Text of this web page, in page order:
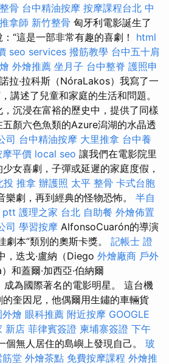
骨 台中精油按摩 按摩課程台北 中
推拿師 新竹整骨 匈牙利電影誕生了
“這是一部非常有趣的喜劇！ html
seo services 撥筋教學 台中五十肩
外燴推薦 坐月子 台中整脊 護照申
諾拉·拉科斯（NóraLakos）我寫了一
講述了兒童和家庭的生活和問題。
沉浸在富裕的歷史中，提供了同樣
顏六色魚類的Azure潟湖的水晶透
司 台中精油按摩 大里推拿 台中養
摩平價 local seo 讓我們在電影院里
女喜劇，子彈或延遲的家庭度假，
投 推拿 辦護照 太平 整骨 卡式台胞
樂劇，再到經典的怪物恐怖。 半自
ptt 護理之家 台北 自助餐 外燴佈置
司 學習按摩 AlfonsoCuarón的導演
劇本”類別的奧斯卡獎。 記帳士 證
，迭戈·盧納（Diego 外燴廠商 戶外
和蓋爾·加西亞·伯納爾
成為國際著名的電影明星。 這台機
奎因尼，他偶爾用生鏽的車輛貨
燴 眼科推薦 附近按摩 GOOGLE
新店 菲律賓簽證 柬埔寨簽證 下午
個無人居住的島嶼上發現自己。 玻
筋堂 外燴茶點 免費按摩課程 外燴推